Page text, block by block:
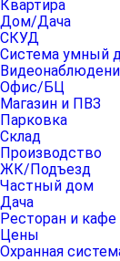
Квартира
Дом/Дача
СКУД
Система умный
Офис/БЦ
Магазин и ПВЗ
Парковка
Склад
Производство
ЖК/Подъезд
Частный дом
Дача
Ресторан и кафе
Цены
Охранная